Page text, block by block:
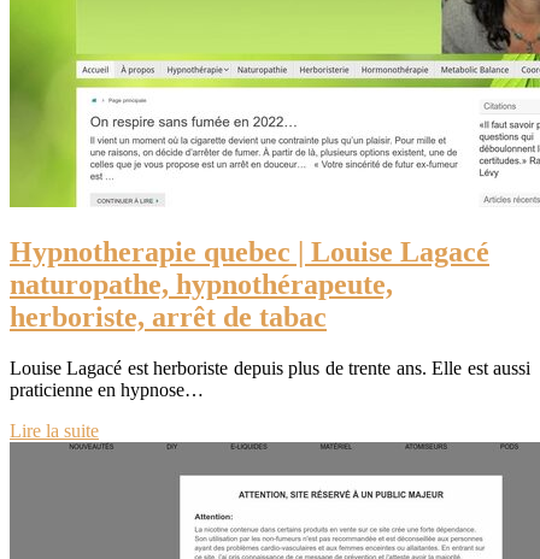
Hypnot­hera­pie quebec | Louise Lagacé
naturopathe, hypnothérapeu­te,
herboriste, arrêt de tabac
Louise Lagacé est herboriste depuis plus de trente ans. Elle est aussi
praticienne en hypnose…
Lire la suite